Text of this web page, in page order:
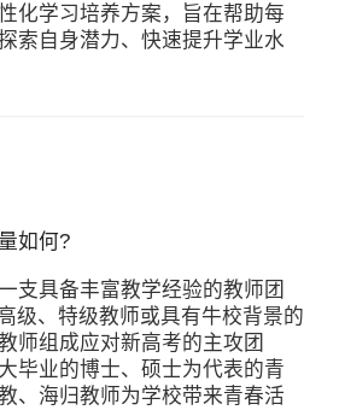
化学习培养方案，旨在帮助每
索自身潜力、快速提升学业水
如何?
支具备丰富教学经验的教师团
级、特级教师或具有牛校背景的
师组成应对新高考的主攻团
毕业的博士、硕士为代表的青
、海归教师为学校带来青春活